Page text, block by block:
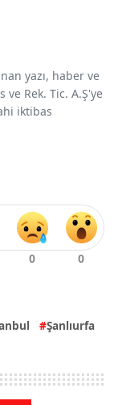
yazı, haber ve
Rek. Tic. A.Ş'ye
iktibas
Şanlıurfa